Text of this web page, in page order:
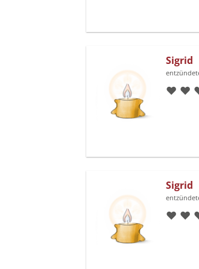
Sigrid
❤️ ❤️
Sigrid
❤️ ❤️